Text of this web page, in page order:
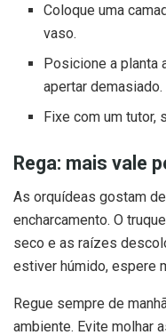
Coloque uma
vaso.
Posicione a planta
apertar demasiado.
Fixe com um tutor,
Rega: mais vale
As orquídeas gostam
encharcamento. O
seco e as raízes
estiver húmido, espere
Regue sempre de
ambiente. Evite molhar